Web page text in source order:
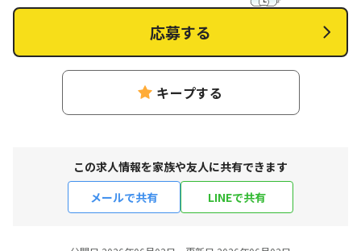
キープする
応募する
この求人情報を家族や友人に共有できます
メールで共有
LINEで共有